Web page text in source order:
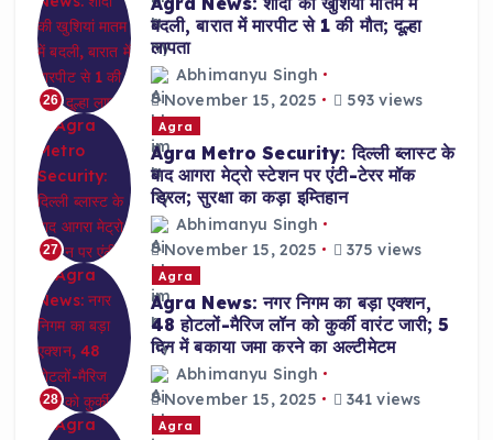
26
बदली, बारात में मारपीट से 1 की मौत; दूल्हा
लापता
Abhimanyu Singh
November 15, 2025
593 views
27
Agra
Agra Metro Security: दिल्ली ब्लास्ट के
बाद आगरा मेट्रो स्टेशन पर एंटी-टेरर मॉक
ड्रिल; सुरक्षा का कड़ा इम्तिहान
Abhimanyu Singh
November 15, 2025
375 views
28
Agra
Agra News: नगर निगम का बड़ा एक्शन,
48 होटलों-मैरिज लॉन को कुर्की वारंट जारी; 5
दिन में बकाया जमा करने का अल्टीमेटम
Abhimanyu Singh
November 15, 2025
341 views
Agra